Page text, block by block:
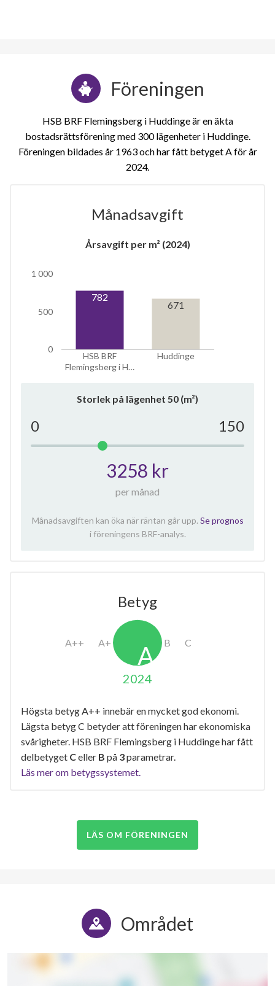
10
Föreningen
HSB BRF Flemingsberg i Huddinge är en äkta
bostadsrättsförening med 300 lägenheter i Huddinge.
Föreningen bildades år 1963 och har fått betyget A för år
2024
Månadsavgift
Årsavgift per m² (2024)
HSB BRF
Flemingsberg i H…
Huddinge
0
500
1 000
782
671
Storlek på lägenhet 50 (m²)
0 150
3258 kr
per månad
Månadsavgiften kan öka när räntan går upp. Se prognos
i föreningens BRF-analys.
Betyg
2024
Högsta betyg A++ innebär en mycket god ekonomi.
Lägsta betyg C betyder att föreningen har ekonomiska
svårigheter. HSB BRF Flemingsberg i Huddinge har fått
delbetyget Celler B på 3parametrar.
Läs mer om betygssystemet.
LÄS OM FÖRENINGEN
Området